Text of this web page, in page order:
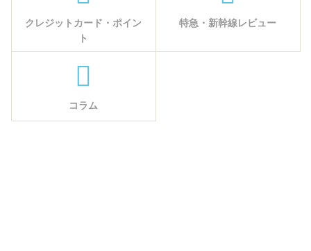
クレジットカード・ポイン
ト
特急・新幹線レビュー
コラム